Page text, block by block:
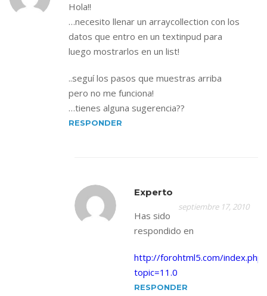
Hola!!
…necesito llenar un arraycollection con los
datos que entro en un textinpud para
luego mostrarlos en un list!
..seguí los pasos que muestras arriba
pero no me funciona!
…tienes alguna sugerencia??
RESPONDER
Experto
septiembre 17, 2010
Has sido
respondido en
http://forohtml5.com/index.php?
topic=11.0
RESPONDER